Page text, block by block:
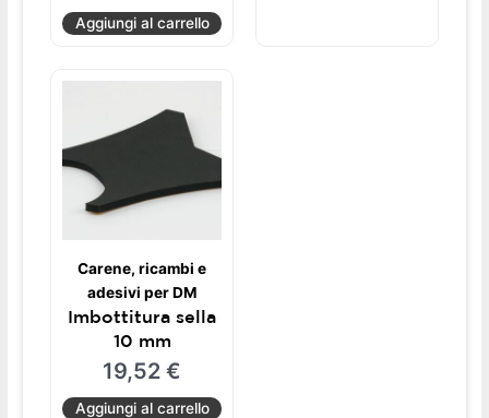
Aggiungi al carrello
Carene, ricambi e
adesivi per DM
Imbottitura sella
10 mm
19,52€
Aggiungi al carrello